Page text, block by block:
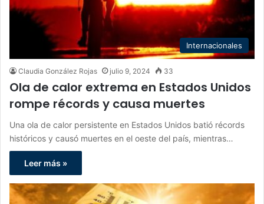
Internacionales
Claudia González Rojas julio 9, 2024 33
Ola de calor extrema en Estados Unidos
rompe récords y causa muertes
Una ola de calor persistente en Estados Unidos batió récords
históricos y causó muertes en el oeste del país, mientras…
Leer más »